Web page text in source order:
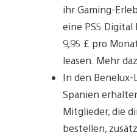
ihr Gaming-
eine PS5
9,95 £ pro
leasen. Mehr
In den Benelux-
Spanien
Mitglieder, die
bestellen,